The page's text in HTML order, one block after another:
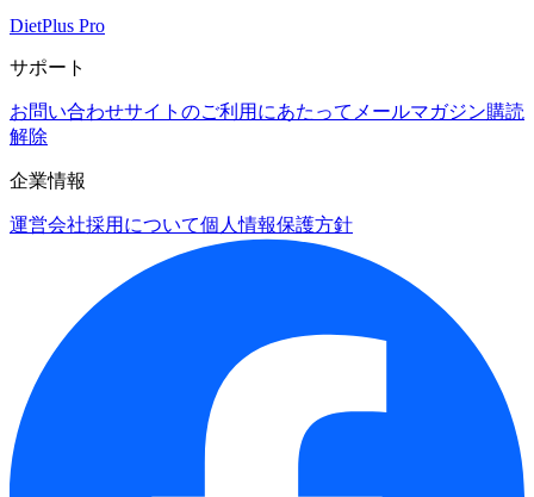
DietPlus Pro
サポート
お問い合わせサイトのご利用にあたって メールマガジン購読
解除
企業情報
運営会社採用について個人情報保護方針